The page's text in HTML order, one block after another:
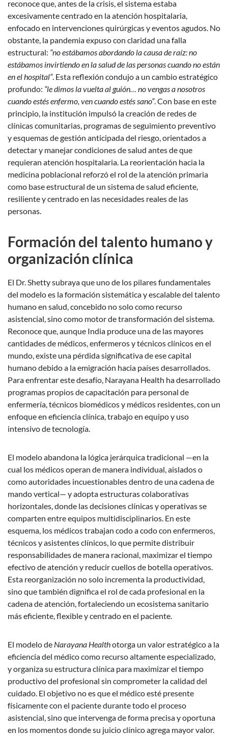
reconoce que, antes de la crisis, el sistema estaba
excesivamente centrado en la atención hospitalaria,
enfocado en intervenciones quirúrgicas y eventos agudos. No
obstante, la pandemia expuso con claridad una falla
estructural: “no estábamos abordando la causa de raíz: no
estábamos invirtiendo en la salud de las personas cuando no están
en el hospital”. Esta reflexión condujo a un cambio estratégico
profundo: “le dimos la vuelta al guión… no vengas a nosotros
cuando estés enfermo, ven cuando estés sano”. Con base en este
principio, la institución impulsó la creación de redes de
clínicas comunitarias, programas de seguimiento preventivo
y esquemas de gestión anticipada del riesgo, orientados a
detectar y manejar condiciones de salud antes de que
requieran atención hospitalaria. La reorientación hacia la
medicina poblacional reforzó el rol de la atención primaria
como base estructural de un sistema de salud eficiente,
resiliente y centrado en las necesidades reales de las
personas.
Formación del talento humano y
organización clínica
El Dr. Shetty subraya que uno de los pilares fundamentales
del modelo es la formación sistemática y escalable del talento
humano en salud, concebido no solo como recurso
asistencial, sino como motor de transformación del sistema.
Reconoce que, aunque India produce una de las mayores
cantidades de médicos, enfermeros y técnicos clínicos en el
mundo, existe una pérdida significativa de ese capital
humano debido a la emigración hacia países desarrollados.
Para enfrentar este desafío, Narayana Health ha desarrollado
programas propios de capacitación para personal de
enfermería, técnicos biomédicos y médicos residentes, con un
enfoque en eficiencia clínica, trabajo en equipo y uso
intensivo de tecnología.
El modelo abandona la lógica jerárquica tradicional —en la
cual los médicos operan de manera individual, aislados o
como autoridades incuestionables dentro de una cadena de
mando vertical— y adopta estructuras colaborativas
horizontales, donde las decisiones clínicas y operativas se
comparten entre equipos multidisciplinarios. En este
esquema, los médicos trabajan codo a codo con enfermeros,
técnicos y asistentes clínicos, lo que permite distribuir
responsabilidades de manera racional, maximizar el tiempo
efectivo de atención y reducir cuellos de botella operativos.
Esta reorganización no solo incrementa la productividad,
sino que también dignifica el rol de cada profesional en la
cadena de atención, fortaleciendo un ecosistema sanitario
más eficiente, flexible y centrado en el paciente.
El modelo de Narayana Healthotorga un valor estratégico a la
eficiencia del médico como recurso altamente especializado,
y organiza su estructura clínica para maximizar el tiempo
productivo del profesional sin comprometer la calidad del
cuidado. El objetivo no es que el médico esté presente
físicamente con el paciente durante todo el proceso
asistencial, sino que intervenga de forma precisa y oportuna
en los momentos donde su juicio clínico agrega mayor valor.